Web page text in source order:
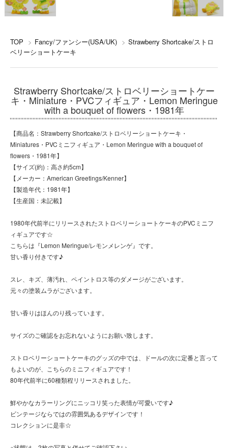
TOP > Fancy/ファンシー(USA/UK) > Strawberry Shortcake/ストロ
ベリーショートケーキ
Strawberry Shortcake/ストロベリーショートケー
キ・Miniature・PVCフィギュア・Lemon Meringue
with a bouquet of flowers・1981年
【商品名：Strawberry Shortcake/ストロベリーショートケーキ・
Miniatures・PVCミニフィギュア・Lemon Meringue with a bouquet of
flowers・1981年】
【サイズ(約)：高さ約5cm】
【メーカー：American Greetings/Kenner】
【製造年代：1981年】
【生産国：未記載】
1980年代前半にリリースされたストロベリーショートケーキのPVCミニフ
ィギュアです☆
こちらは『Lemon Meringue/レモンメレンゲ』です。
甘い香り付きです♪
スレ、キズ、薄汚れ、ペイントロス等のダメージがございます。
元々の塗装ムラがございます。
甘い香りはほんのり残っています。
サイズのご確認をお忘れないようにお願い致します。
ストロベリーショートケーキのグッズの中では、ドールの次に定番と言って
もよいのが、こちらのミニフィギュアです！
80年代前半に60種類程リリースされました。
鮮やかなカラーリングにニッコリ笑った表情が可愛いです♪
ビンテージならではの雰囲気あるデザインです！
コレクションに是非☆